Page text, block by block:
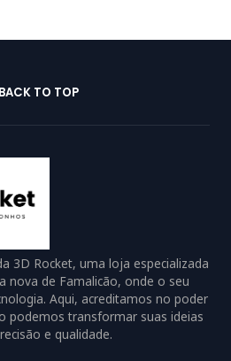
BACK TO TOP
3D Rocket, uma loja especializada
nova de Famalicão, onde o seu
Aqui, acreditamos no poder
podemos transformar suas ideias
e qualidade.